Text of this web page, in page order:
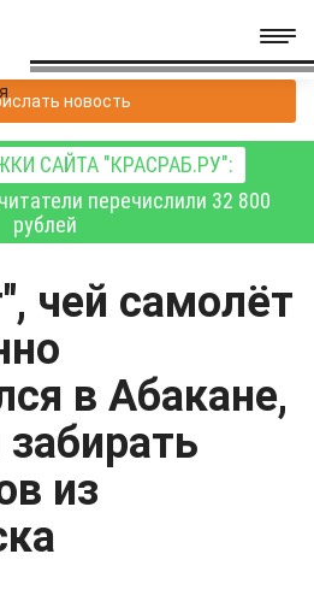
новость
САЙТА "КРАСРАБ.РУ":
перечислили 32 800
рублей
чей самолёт
в Абакане,
из